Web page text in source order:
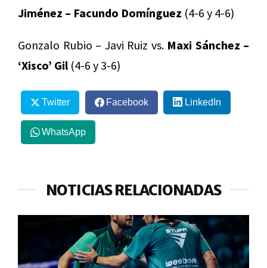
Jiménez – Facundo Domínguez (4-6 y 4-6)
Gonzalo Rubio – Javi Ruiz vs. Maxi Sánchez –
‘Xisco’ Gil(4-6 y 3-6)
Twitter Facebook LinkedIn
WhatsApp
NOTICIAS RELACIONADAS